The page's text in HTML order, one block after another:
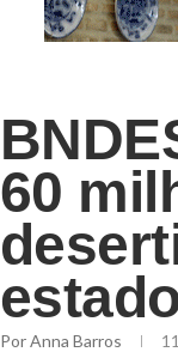
60
PorAnna Barros